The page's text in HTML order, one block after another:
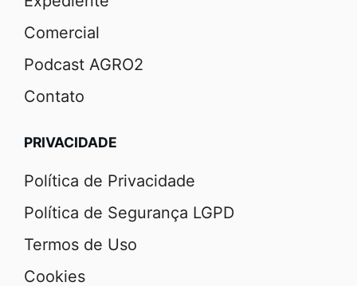
Comercial
Podcast AGRO2
Contato
PRIVACIDADE
Política de Privacidade
Política de Segurança LGPD
Termos de Uso
Cookies